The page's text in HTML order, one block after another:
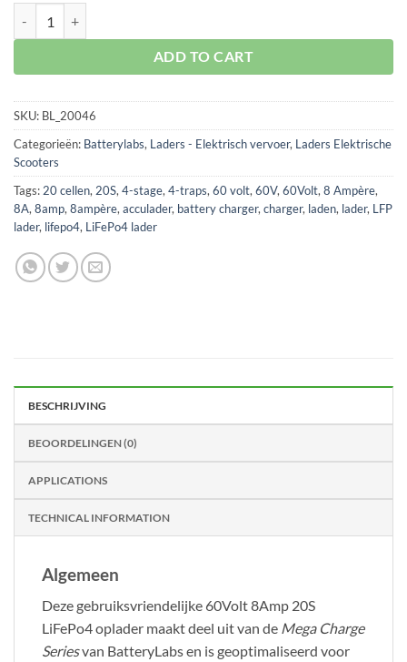
ADD TO CART
SKU: BL_20046
Categorieën: Batterylabs, Laders - Elektrisch vervoer, Laders Elektrische
Scooters
Tags: 20 cellen, 20S, 4-stage, 4-traps, 60 volt, 60V, 60Volt, 8 Ampère,
8A, 8amp, 8ampère, acculader, battery charger, charger, laden, lader, LFP
lader, lifepo4, LiFePo4 lader
BESCHRIJVING
BEOORDELINGEN (0)
APPLICATIONS
TECHNICAL INFORMATION
Algemeen
Deze gebruiksvriendelijke 60Volt 8Amp 20S
LiFePo4 oplader maakt deel uit van de Mega Charge
Seriesvan BatteryLabs en is geoptimaliseerd voor